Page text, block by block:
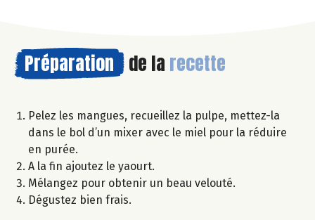
Préparation de la recette
Pelez les mangues, recueillez la pulpe, mettez-la
dans le bol d’un mixer avec le miel pour la réduire
en purée.
A la fin ajoutez le yaourt.
Mélangez pour obtenir un beau velouté.
Dégustez bien frais.